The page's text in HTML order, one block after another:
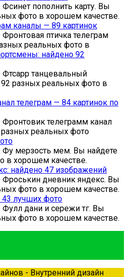
пополнить карту. Вы
фото в хорошем качестве.
каналы — 89 картинок
птичка телеграм
реальных фото в
найдено 92
танцевальный
разных реальных фото в
телеграм — 84 картинок по
телеграмм канал
реальных фото
Фу мерзость мем. Вы найдете
в хорошем качестве.
найдено 47 изображений
Фроськин дневник яндекс. Вы
фото в хорошем качестве.
лучших фото
дани и сережи тг. Вы
фото в хорошем качестве.
- Внутренний дизайн